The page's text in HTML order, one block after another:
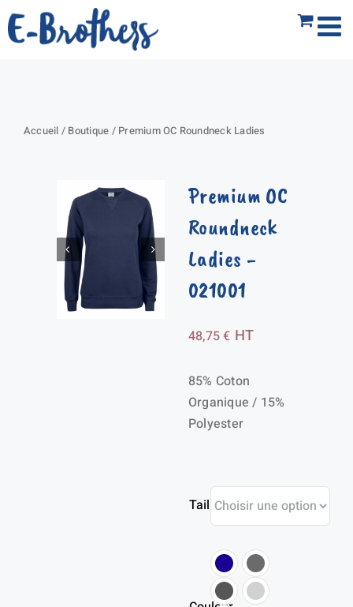
Passer
au
Accueil / Boutique / Premium OC Roundneck Ladies
Premium OC
Roundneck
Ladies -
021001
48,75€ HT
85% Coton
Organique / 15%
Polyester
Taille